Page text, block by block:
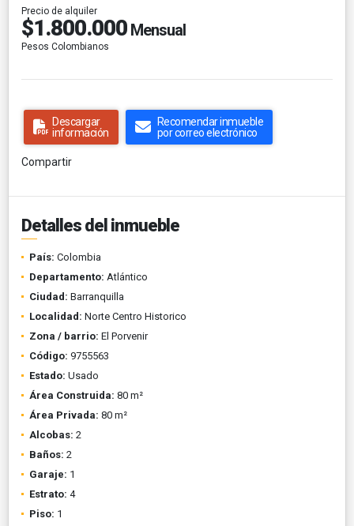
Precio de alquiler
$1.800.000 Mensual
Pesos Colombianos
Descargar
información
Recomendar inmueble
por correo electrónico
Compartir
Detalles del inmueble
País: Colombia
Departamento: Atlántico
Ciudad: Barranquilla
Localidad: Norte Centro Historico
Zona / barrio: El Porvenir
Código: 9755563
Estado: Usado
Área Construida: 80 m²
Área Privada: 80 m²
Alcobas: 2
Baños: 2
Garaje: 1
Estrato: 4
Piso: 1